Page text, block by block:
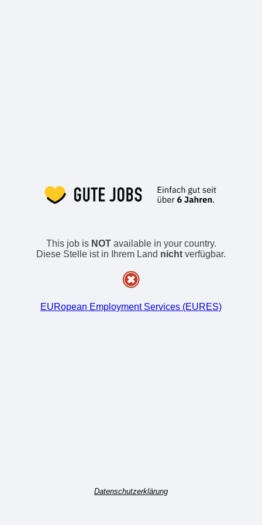
This job is NOTavailable in your country.
Diese Stelle ist in Ihrem Land nicht verfügbar.
EURopean Employment Services (EURES)
Datenschutzerklärung